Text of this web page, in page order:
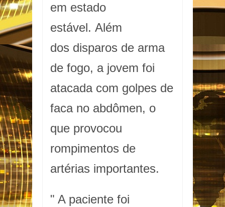
em estado
estável. Além
dos disparos de arma
de fogo, a jovem foi
atacada com golpes de
faca no abdômen, o
que provocou
rompimentos de
artérias importantes.
" A paciente foi